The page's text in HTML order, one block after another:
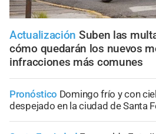
Actualización Suben las
cómo quedarán los nuevos
infracciones más comunes
Pronóstico Domingo frío y con
despejado en la ciudad de Santa